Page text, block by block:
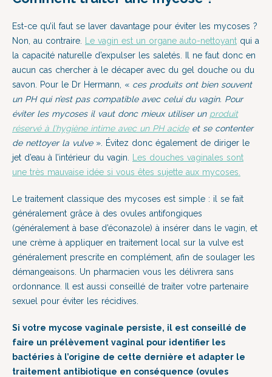
Est-ce qu’il faut se laver davantage pour éviter les mycoses ?
Non, au contraire.
Le vagin est un organe auto-nettoyant qui a
la capacité naturelle d’expulser les saletés. Il ne faut donc en
aucun cas chercher à le décaper avec du gel douche ou du
savon. Pour le Dr Hermann, « ces produits ont bien souvent
un PH qui n’est pas compatible avec celui du vagin. Pour
éviter les mycoses il vaut donc mieux utiliser un produit
réservé à l’hygiène intime avec un PH acideet se contenter
de nettoyer la vulve». Évitez donc également de diriger le
jet d’eau à l’intérieur du vagin.
Les douches vaginales sont
une très mauvaise idée si vous êtes sujette aux mycoses.
Le traitement classique des mycoses est simple : il se fait
généralement grâce à des ovules antifongiques
(généralement à base d’éconazole) à insérer dans le vagin, et
une crème à appliquer en traitement local sur la vulve est
généralement prescrite en complément, afin de soulager les
démangeaisons. Un pharmacien vous les délivrera sans
ordonnance. Il est aussi conseillé de traiter votre partenaire
sexuel pour éviter les récidives.
Si votre mycose vaginale persiste, il est conseillé de
faire un prélèvement vaginal pour identifier les
bactéries à l’origine de cette dernière et adapter le
traitement antibiotique en conséquence (ovules